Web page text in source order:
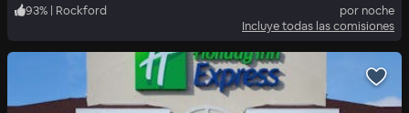
93% | Rockford
por noche
Incluye todas las comisiones